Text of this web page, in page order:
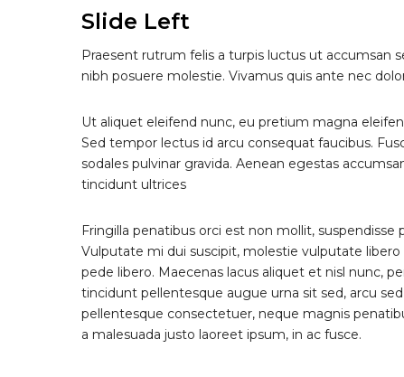
Slide Left
Praesent rutrum felis a turpis luctus ut accumsan
nibh posuere molestie. Vivamus quis ante nec
Ut aliquet eleifend nunc, eu pretium magna
Sed tempor lectus id arcu consequat faucibus.
sodales pulvinar gravida. Aenean egestas
tincidunt ultrices
Fringilla penatibus orci est non mollit, suspendisse
Vulputate mi dui suscipit, molestie vulputate libero
pede libero. Maecenas lacus aliquet et nisl nunc,
tincidunt pellentesque augue urna sit sed, arcu
pellentesque consectetuer, neque magnis
a malesuada justo laoreet ipsum, in ac fusce.